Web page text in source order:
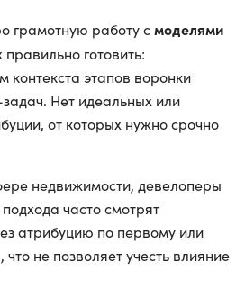
грамотную работу смоделями
готовить:
контекста этапов воронки
Нет идеальных или
от которых нужно срочно
недвижимости, девелоперы
часто смотрят
атрибуцию по первому или
не позволяет учесть влияние